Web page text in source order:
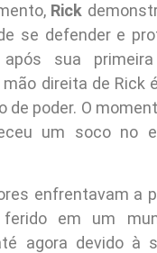
Rick
se defender e
após sua
mão direita de Rick
de poder. O
um soco no
enfrentavam a
ferido em um
agora devido à